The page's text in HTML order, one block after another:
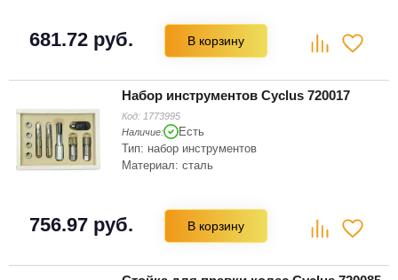
681.72 руб. В корзину
Набор инструментов Cyclus 720017
Код: 1773995
Наличие:
Есть
Тип: набор инструментов
Материал: сталь
756.97 руб. В корзину